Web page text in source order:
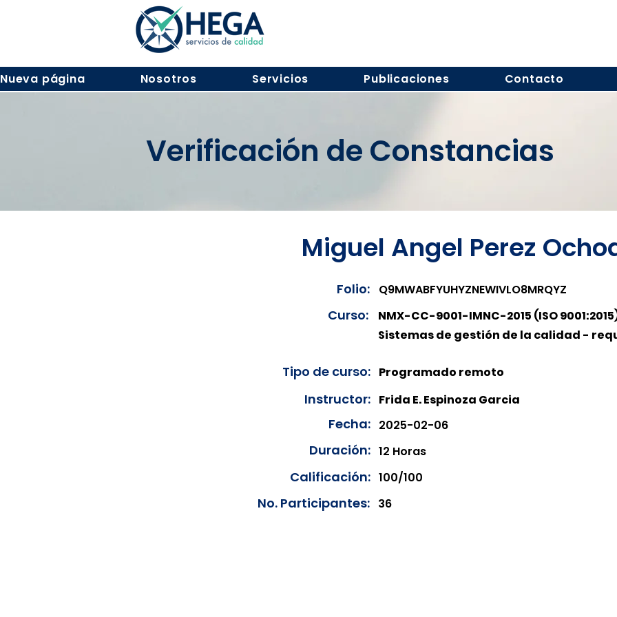
Nueva página Nosotros Servicios Publicaciones Contacto
Verificación de Constancias
Miguel Angel Perez
Folio: Q9MWABFYUHYZNEWIVLO8MRQYZ
Curso:
NMX-CC-9001-IMNC-2015 (ISO
Sistemas de gestión de la calidad -
Tipo de curso: Programado remoto
Instructor: Frida E. Espinoza Garcia
Fecha: 2025-02-06
Duración: 12 Horas
Calificación: 100/100
No. Participantes: 36